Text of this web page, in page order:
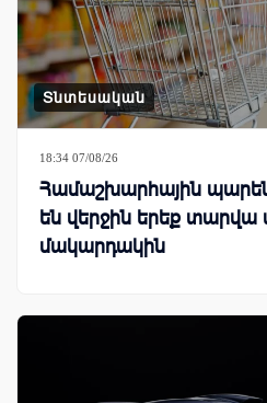
Տնտեսական
18:34 07/08/26
Համաշխարհային
են վերջին երեք տարվա
մակարդակին